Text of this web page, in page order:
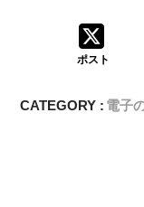
ポスト
CATEGORY : 電子